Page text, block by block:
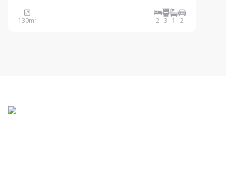
cobertura 2 quartos com armários, sendo 1 suíte,
sala, banheiro social com box em blindex, cozinha
130m² 2 3 1 2